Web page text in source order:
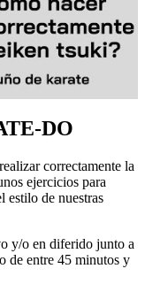
DO
correctamente la
ejercicios para
estilo de nuestras
y/o en diferido junto a
de entre 45 minutos y